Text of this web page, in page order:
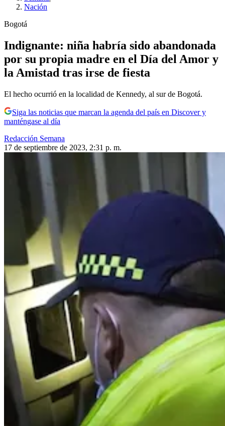
Nación
Bogotá
Indignante: niña habría sido abandonada
por su propia madre en el Día del Amor y
la Amistad tras irse de fiesta
El hecho ocurrió en la localidad de Kennedy, al sur de Bogotá.
Siga las noticias que marcan la agenda del país en Discover y
manténgase al día
Redacción Semana
17 de septiembre de 2023, 2:31 p. m.